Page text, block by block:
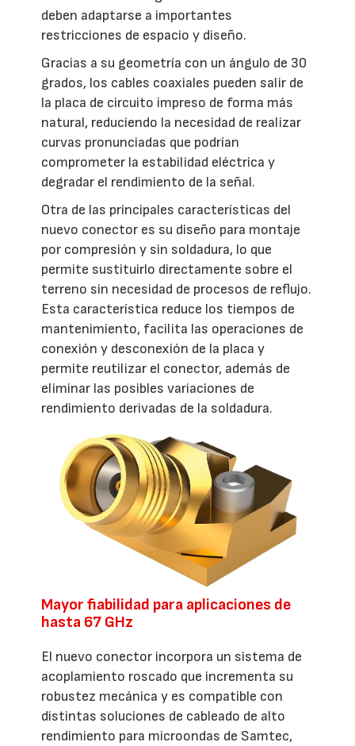
deben adaptarse a importantes
restricciones de espacio y diseño.
Gracias a su geometría con un ángulo de 30
grados, los cables coaxiales pueden salir de
la placa de circuito impreso de forma más
natural, reduciendo la necesidad de realizar
curvas pronunciadas que podrían
comprometer la estabilidad eléctrica y
degradar el rendimiento de la señal.
Otra de las principales características del
nuevo conector es su diseño para montaje
por compresión y sin soldadura, lo que
permite sustituirlo directamente sobre el
terreno sin necesidad de procesos de reflujo.
Esta característica reduce los tiempos de
mantenimiento, facilita las operaciones de
conexión y desconexión de la placa y
permite reutilizar el conector, además de
eliminar las posibles variaciones de
rendimiento derivadas de la soldadura.
Mayor fiabilidad para aplicaciones de
hasta 67 GHz
El nuevo conector incorpora un sistema de
acoplamiento roscado que incrementa su
robustez mecánica y es compatible con
distintas soluciones de cableado de alto
rendimiento para microondas de Samtec,